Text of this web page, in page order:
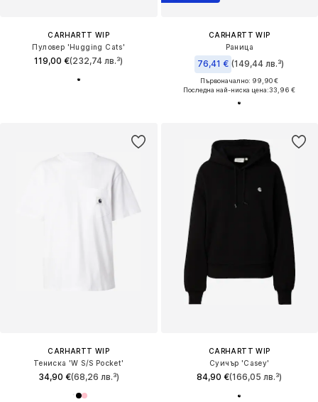
CARHARTT WIP
Пуловер 'Hugging Cats'
119,00 €(232,74 лв.³)
CARHARTT WIP
Раница
76,41 € (149,44 лв.³)
Първоначално: 99,90 €
Последна най-ниска цена:33,96 €
CARHARTT WIP
Тениска 'W S/S Pocket'
34,90 €(68,26 лв.³)
CARHARTT WIP
Суичър 'Casey'
84,90 €(166,05 лв.³)